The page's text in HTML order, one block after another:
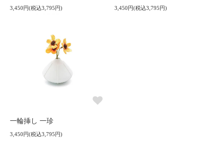
3,450円(税込3,795円) 3,450円(税込3,795円)
一輪挿し 一珍
3,450円(税込3,795円)